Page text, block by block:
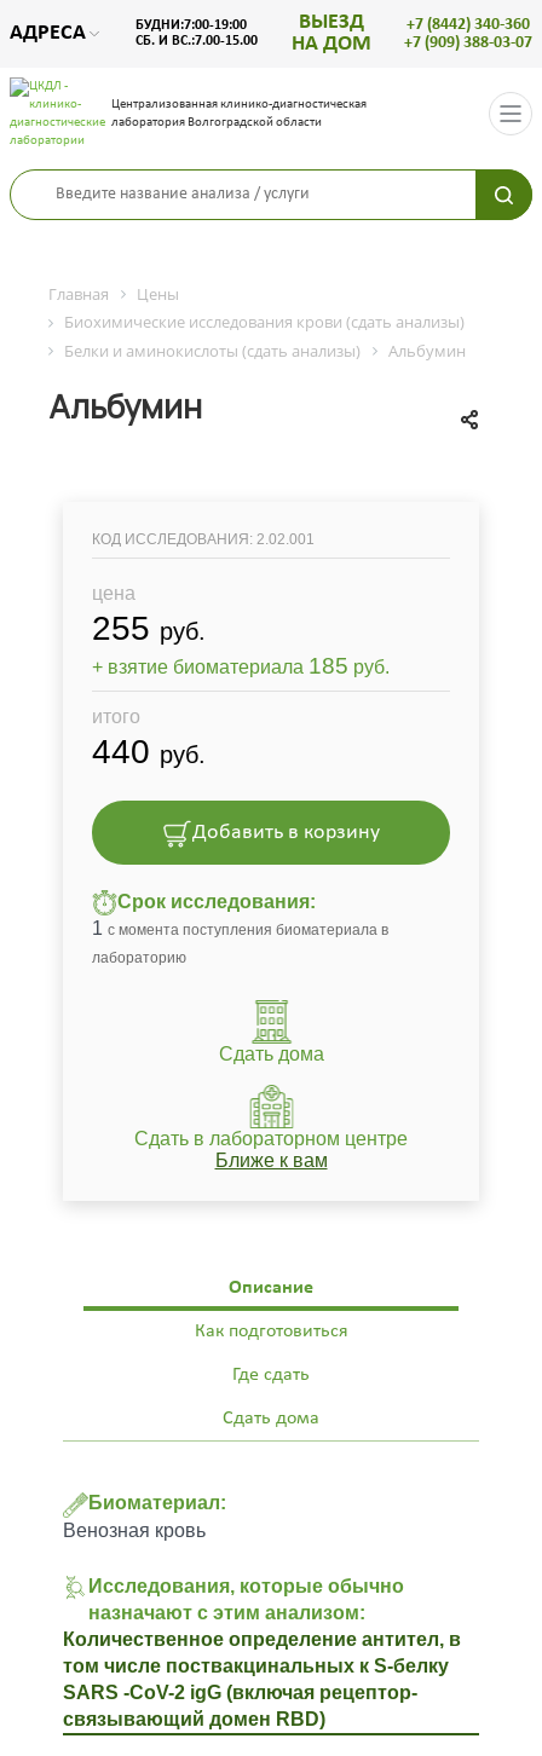
АДРЕСА
БУДНИ:7:00-19:00
СБ. И ВС.:7.00-15.00
ВЫЕЗД
НА ДОМ
+7 (8442) 340-360
+7 (909) 388-03-07
Централизованная клинико-диагностическая
лаборатория Волгоградской области
Главная
Цены
Биохимические исследования крови (сдать анализы)
Белки и аминокислоты (сдать анализы)
Альбумин
Альбумин
КОД ИССЛЕДОВАНИЯ: 2.02.001
цена
255 руб.
+ взятие биоматериала 185 руб.
итого
440 руб.
Добавить в корзину
Срок исследования:
1 с момента поступления биоматериала в
лабораторию
Сдать дома
Сдать в лабораторном центре
Ближе к вам
Описание
Как подготовиться
Где сдать
Сдать дома
Биоматериал:
Венозная кровь
Исследования, которые обычно
назначают с этим анализом:
Количественное определение антител, в
том числе поствакцинальных к S-белку
SARS -CoV-2 igG (включая рецептор-
связывающий домен RBD)